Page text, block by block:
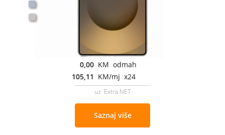
0,00 KM odmah
105,11 KM/mj x24
uz Extra NET
Saznaj više